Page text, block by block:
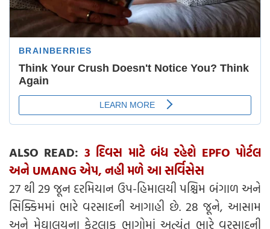
ALSO READ: 3 દિવસ માટે બંધ રહેશે EPFO પોર્ટલ
અને UMANG એપ, નહી મળે આ સર્વિસેસ
27 થી 29 જૂન દરમિયાન ઉપ-હિમાલયી પશ્ચિમ બંગાળ અને
સિક્કિમમાં ભારે વરસાદની આગાહી છે. 28 જૂને, આસામ
અને મેઘાલયના કેટલાક ભાગોમાં અત્યંત ભારે વરસાદની